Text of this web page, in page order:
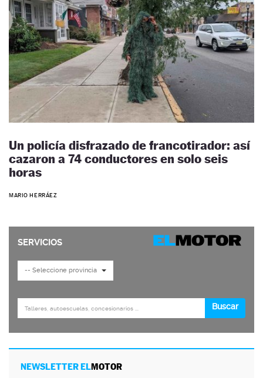
Un policía disfrazado de francotirador: así
cazaron a 74 conductores en solo seis
horas
MARIO HERRÁEZ
NEWSLETTER ELMOTOR